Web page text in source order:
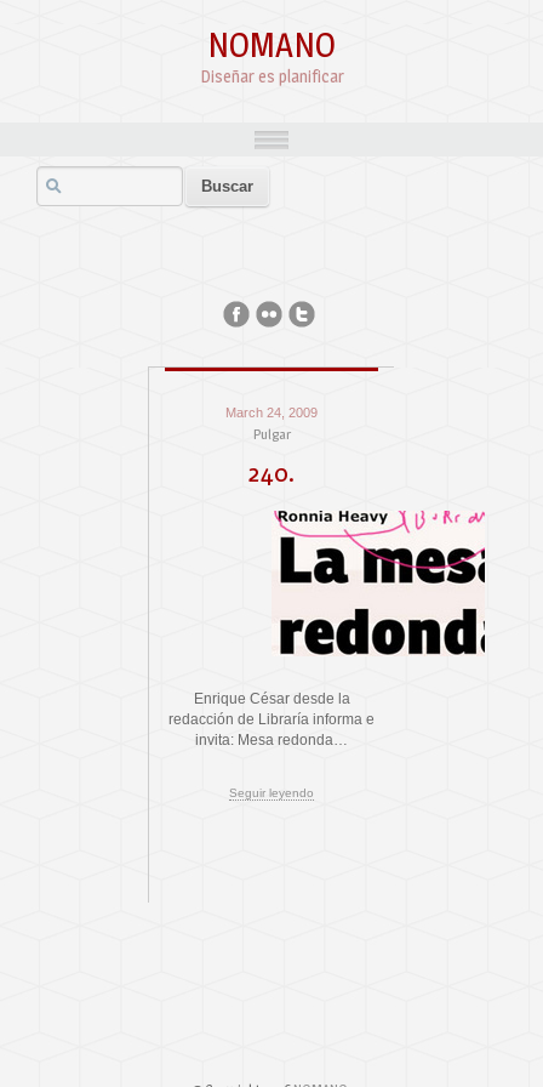
NOMANO
Diseñar es planificar
March 24, 2009
Pulgar
240.
Enrique César desde la
redacción de Libraría informa e
invita: Mesa redonda…
Seguir leyendo